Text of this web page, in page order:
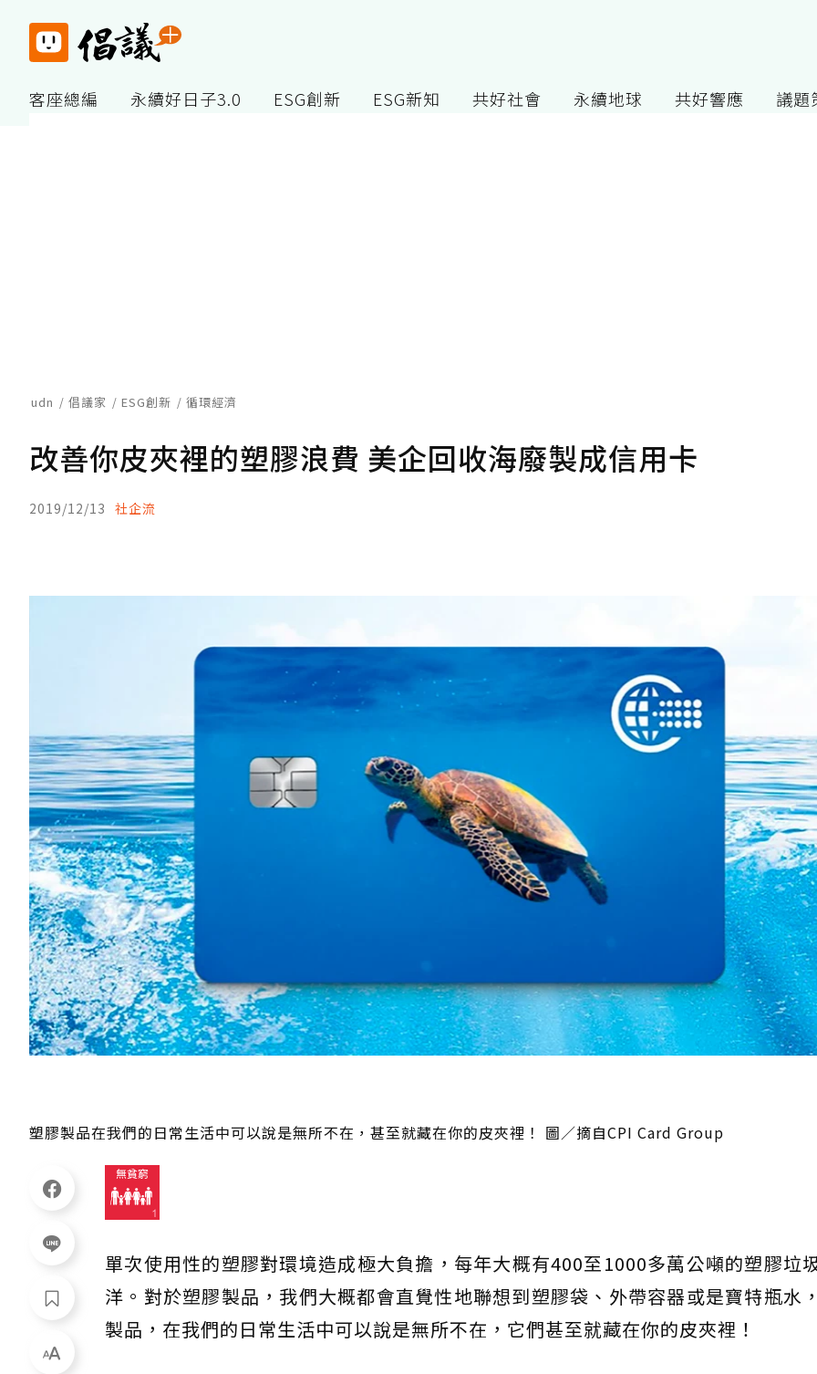
客座總編 永續好日子3.0 ESG創新 ESG新知 共好社會 永續地球 共好響應 議題
udn 倡議家 ESG創新 循環經濟
改善你皮夾裡的塑膠浪費 美企回收海廢製成信用卡
2019/12/13 社企流
塑膠製品在我們的日常生活中可以說是無所不在，甚至就藏在你的皮夾裡！ 圖／摘自CPI Card Group
單次使用性的塑膠對環境造成極大負擔，每年大概有400至1000多萬公噸的塑膠垃
洋。對於塑膠製品，我們大概都會直覺性地聯想到塑膠袋、外帶容器或是寶特瓶水
製品，在我們的日常生活中可以說是無所不在，它們甚至就藏在你的皮夾裡！